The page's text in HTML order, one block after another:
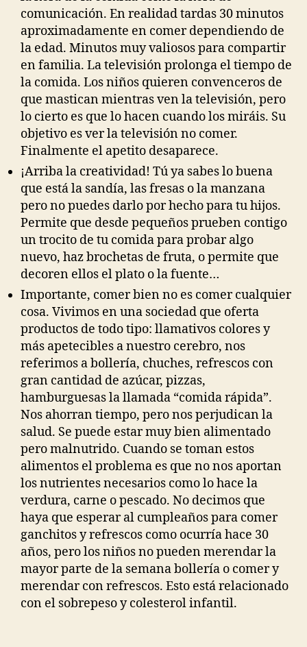
comunicación. En realidad tardas 30 minutos
aproximadamente en comer dependiendo de
la edad. Minutos muy valiosos para compartir
en familia. La televisión prolonga el tiempo de
la comida. Los niños quieren convenceros de
que mastican mientras ven la televisión, pero
lo cierto es que lo hacen cuando los miráis. Su
objetivo es ver la televisión no comer.
Finalmente el apetito desaparece.
¡Arriba la creatividad! Tú ya sabes lo buena
que está la sandía, las fresas o la manzana
pero no puedes darlo por hecho para tu hijos.
Permite que desde pequeños prueben contigo
un trocito de tu comida para probar algo
nuevo, haz brochetas de fruta, o permite que
decoren ellos el plato o la fuente…
Importante, comer bien no es comer cualquier
cosa. Vivimos en una sociedad que oferta
productos de todo tipo: llamativos colores y
más apetecibles a nuestro cerebro, nos
referimos a bollería, chuches, refrescos con
gran cantidad de azúcar, pizzas,
hamburguesas la llamada “comida rápida”.
Nos ahorran tiempo, pero nos perjudican la
salud. Se puede estar muy bien alimentado
pero malnutrido. Cuando se toman estos
alimentos el problema es que no nos aportan
los nutrientes necesarios como lo hace la
verdura, carne o pescado. No decimos que
haya que esperar al cumpleaños para comer
ganchitos y refrescos como ocurría hace 30
años, pero los niños no pueden merendar la
mayor parte de la semana bollería o comer y
merendar con refrescos. Esto está relacionado
con el sobrepeso y colesterol infantil.